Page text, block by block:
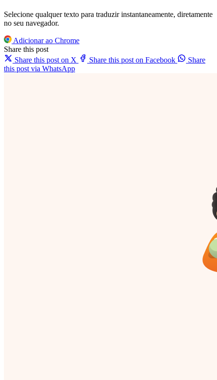
Selecione qualquer texto para traduzir instantaneamente, diretamente
no seu navegador.
Adicionar ao Chrome
Share this post
Share this post on X
Share this post on Facebook
Share
this post via WhatsApp